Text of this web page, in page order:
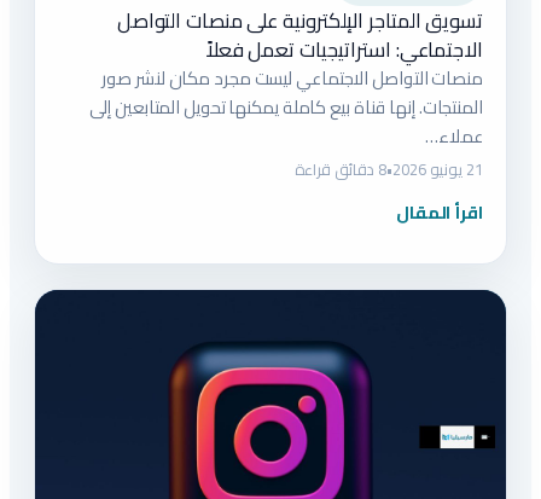
تسويق المتاجر الإلكترونية على منصات التواصل
الاجتماعي: استراتيجيات تعمل فعلاً
منصات التواصل الاجتماعي ليست مجرد مكان لنشر صور
المنتجات. إنها قناة بيع كاملة يمكنها تحويل المتابعين إلى
عملاء…
21 يونيو 2026 •8 دقائق قراءة
اقرأ المقال